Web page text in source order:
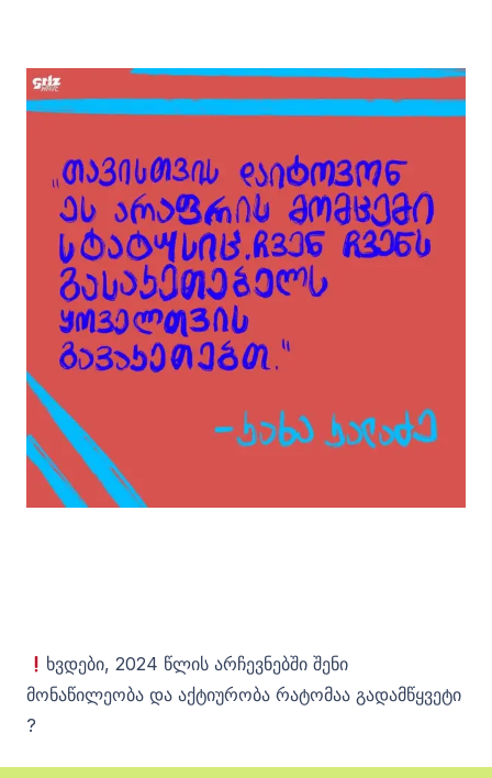
ხვდები, 2024 წლის არჩევნებში შენი
მონაწილეობა და აქტიურობა რატომაა გადამწყვეტი
?